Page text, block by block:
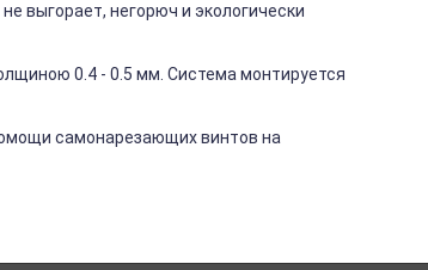
выгорает, негорюч и экологически
0.4 - 0.5 мм. Система монтируется
самонарезающих винтов на